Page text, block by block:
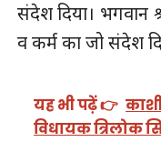
संदेश दिया। भगवान
व कर्म का जो संदेश
यह भी पढ़ें 👉
विधायक त्रिलोक